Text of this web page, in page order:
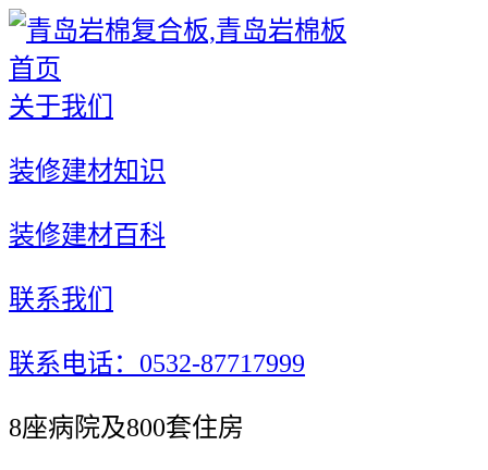
首页
关于我们
装修建材知识
装修建材百科
联系我们
联系电话：0532-87717999
8座病院及800套住房